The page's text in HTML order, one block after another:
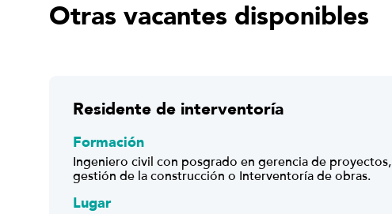
Otras vacantes disponibles
Residente de interventoría
Formación
Ingeniero civil con posgrado en gerencia de proyectos,
gestión de la construcción o Interventoría de obras.
Lugar